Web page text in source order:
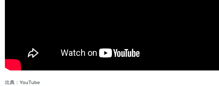
出典：YouTube